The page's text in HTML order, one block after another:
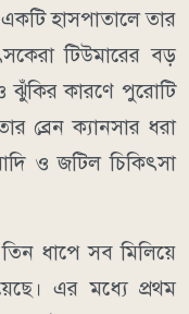
হাসপাতালে তার
টিউমারের বড়
কারণে পুরোটি
ব্রেন ক্যানসার ধরা
ও জটিল চিকিৎসা
ধাপে সব মিলিয়ে
এর মধ্যে প্রথম